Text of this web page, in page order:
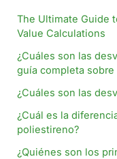
The Ultimate Guide
Value Calculations
¿Cuáles son las
guía completa
¿Cuáles son las
¿Cuál es la
poliestireno?
¿Quiénes son los